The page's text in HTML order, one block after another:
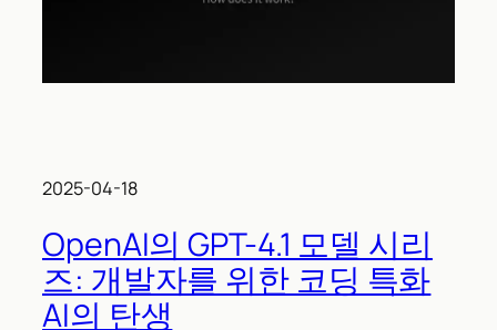
2025-04-18
OpenAI의 GPT-4.1 모델 시리
즈: 개발자를 위한 코딩 특화
AI의 탄생